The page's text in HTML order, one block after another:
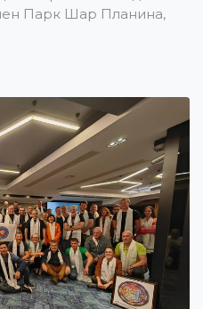
Парк Шар Планина,